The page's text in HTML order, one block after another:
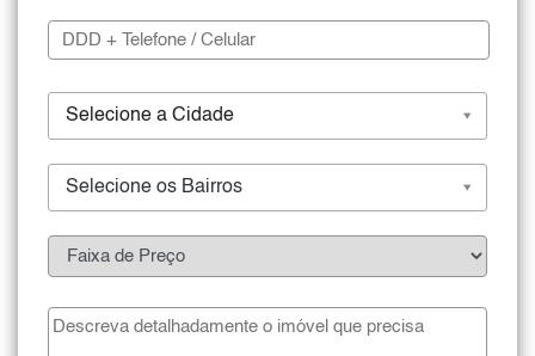
Selecione a Cidade
Selecione os Bairros